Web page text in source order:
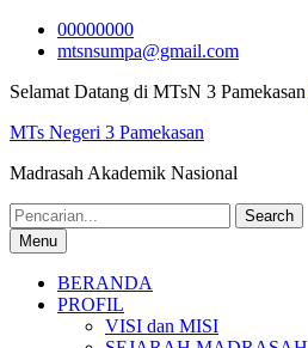
Skip
00000000
mtsnsumpa@gmail.com
Selamat Datang di MTsN 3 Pamekasan
MTs Negeri 3 Pamekasan
Madrasah Akademik Nasional
Search
for:Menu
BERANDA
PROFIL
VISI dan MISI